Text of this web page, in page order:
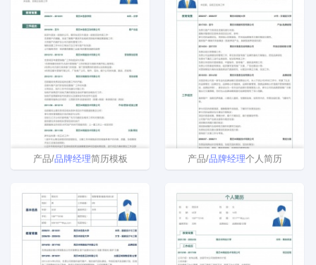
产品/品牌经理简历模板 产品/品牌经理个人简历